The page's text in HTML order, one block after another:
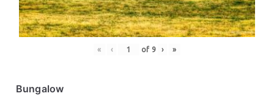
« ‹ of 9 › »
Bungalow